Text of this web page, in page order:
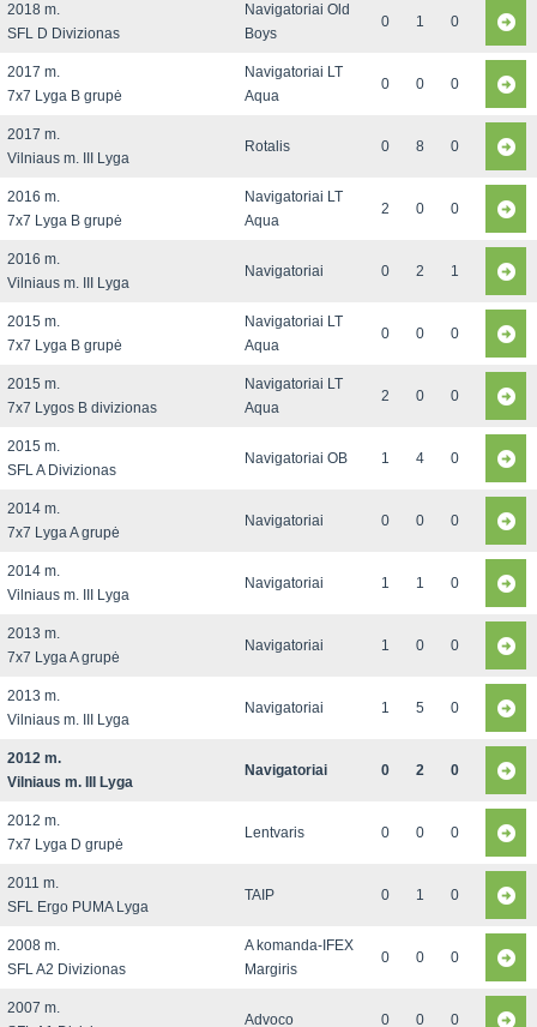
2018 m.
SFL D Divizionas
Navigatoriai Old
Boys
0 1 0
2017 m.
7x7 Lyga B grupė
Navigatoriai LT
Aqua
0 0 0
2017 m.
Vilniaus m. III Lyga
Rotalis 0 8 0
2016 m.
7x7 Lyga B grupė
Navigatoriai LT
Aqua
2 0 0
2016 m.
Vilniaus m. III Lyga
Navigatoriai 0 2 1
2015 m.
7x7 Lyga B grupė
Navigatoriai LT
Aqua
0 0 0
2015 m.
7x7 Lygos B divizionas
Navigatoriai LT
Aqua
2 0 0
2015 m.
SFL A Divizionas
Navigatoriai OB 1 4 0
2014 m.
7x7 Lyga A grupė
Navigatoriai 0 0 0
2014 m.
Vilniaus m. III Lyga
Navigatoriai 1 1 0
2013 m.
7x7 Lyga A grupė
Navigatoriai 1 0 0
2013 m.
Vilniaus m. III Lyga
Navigatoriai 1 5 0
2012 m.
Vilniaus m. III Lyga
Navigatoriai 0 2 0
2012 m.
7x7 Lyga D grupė
Lentvaris 0 0 0
2011 m.
SFL Ergo PUMA Lyga
TAIP 0 1 0
2008 m.
SFL A2 Divizionas
A komanda-IFEX
Margiris
0 0 0
2007 m.
Advoco 0 0 0